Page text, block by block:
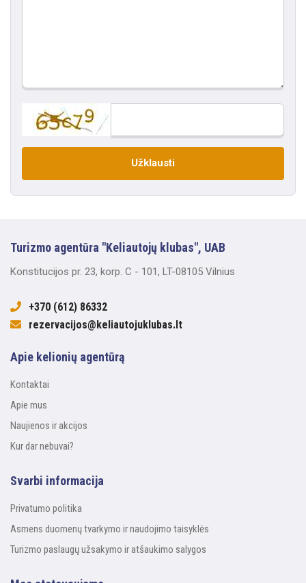
Užklausti
Turizmo agentūra "Keliautojų klubas", UAB
Konstitucijos pr. 23, korp. C - 101, LT-08105 Vilnius
+370 (612) 86332
rezervacijos@keliautojuklubas.lt
Apie kelionių agentūrą
Kontaktai
Apie mus
Naujienos ir akcijos
Kur dar nebuvai?
Svarbi informacija
Privatumo politika
Asmens duomenų tvarkymo ir naudojimo taisyklės
Turizmo paslaugų užsakymo ir atšaukimo salygos